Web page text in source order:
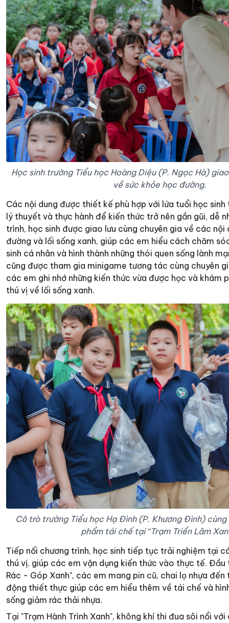
Học sinh trường Tiểu học Hoàng Diệu (P. Ngọc Hà)
về sức khỏe học đường.
Các nội dung được thiết kế phù hợp với lứa tuổi học
lý thuyết và thực hành để kiến thức trở nên gần gũi, dễ
trình, học sinh được giao lưu cùng chuyên gia về các nội
đường và lối sống xanh, giúp các em hiểu cách chăm
sinh cá nhân và hình thành những thói quen sống lành
cũng được tham gia minigame tương tác cùng chuyên
các em ghi nhớ những kiến thức vừa được học và khám
thú vị về lối sống xanh.
Cô trò trường Tiểu học Hạ Đình (P. Khương Đình)
phẩm tái chế tại “Trạm Triển Lãm
Tiếp nối chương trình, học sinh tiếp tục trải nghiệm tại
thú vị, giúp các em vận dụng kiến thức vào thực tế. Đầu
Rác - Góp Xanh", các em mang pin cũ, chai lọ nhựa
động thiết thực giúp các em hiểu thêm về tái chế và
sống giảm rác thải nhựa.
Tại "Trạm Hành Trình Xanh", không khí thi đua sôi nổi